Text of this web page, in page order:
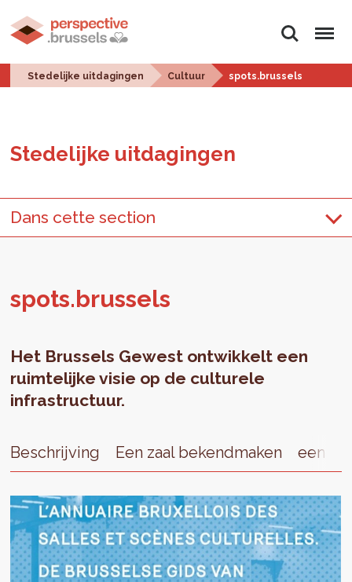
Zoeken Menu
Stedelijke uitdagingen Cultuur spots.brussels
Ste­de­lij­ke uit­da­gin­gen
Dans cette section
spots.​brussels
Het Brussels Gewest ontwikkelt een
ruimtelijke visie op de culturele
infrastructuur.
Beschrijving Een zaal bekendmaken een